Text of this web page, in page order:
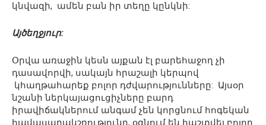
կնվազի, ամեն բան իր տեղը կընկնի:
Այծեղջյուր:
Օրվա առաջին կեսն այքան էլ բարեհաջող չի
դասավորվի, սակայն հրաշալի կերպով
կհաղթահարեք բոլոր դժվարությունները: Այսօր
նշանի ներկայացուցիչները բարդ
իրավիճակներում անգամ չեն կորցնում հոգեկան